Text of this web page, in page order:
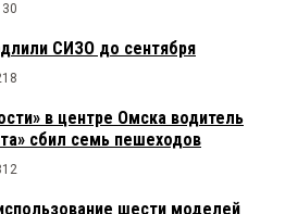
СИЗО до сентября
в центре Омска водитель
сбил семь пешеходов
шести моделей